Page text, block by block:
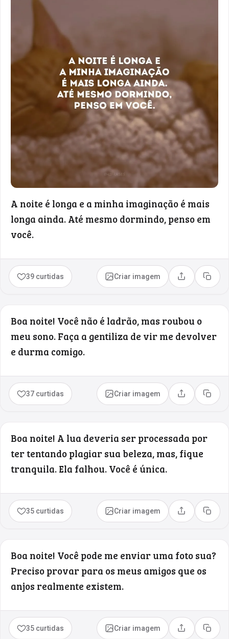
A noite é longa e a minha imaginação é mais
longa ainda. Até mesmo dormindo, penso em
você.
39 curtidas Criar imagem Compartilhar
Copiar
Boa noite! Você não é ladrão, mas roubou o
meu sono. Faça a gentiliza de vir me devolver
e durma comigo.
37 curtidas Criar imagem Compartilhar
Copiar
Boa noite! A lua deveria ser processada por
ter tentando plagiar sua beleza, mas, fique
tranquila. Ela falhou. Você é única.
35 curtidas Criar imagem Compartilhar
Copiar
Boa noite! Você pode me enviar uma foto sua?
Preciso provar para os meus amigos que os
anjos realmente existem.
35 curtidas Criar imagem Compartilhar
Copiar